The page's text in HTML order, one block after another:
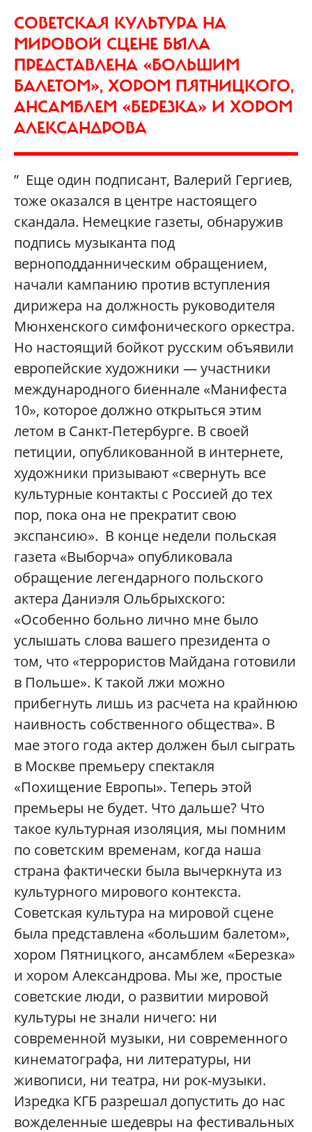
СОВЕТСКАЯ КУЛЬТУРА НА
МИРОВОЙ СЦЕНЕ БЫЛА
ПРЕДСТАВЛЕНА «БОЛЬШИМ
БАЛЕТОМ», ХОРОМ ПЯТНИЦКОГО,
АНСАМБЛЕМ «БЕРЕЗКА» И ХОРОМ
АЛЕКСАНДРОВА
” Еще один подписант, Валерий Гергиев,
тоже оказался в центре настоящего
скандала. Немецкие газеты, обнаружив
подпись музыканта под
верноподданническим обращением,
начали кампанию против вступления
дирижера на должность руководителя
Мюнхенского симфонического оркестра.
Но настоящий бойкот русским объявили
европейские художники — участники
международного биеннале «Манифеста
10», которое должно открыться этим
летом в Санкт-Петербурге. В своей
петиции, опубликованной в интернете,
художники призывают «свернуть все
культурные контакты с Россией до тех
пор, пока она не прекратит свою
экспансию». В конце недели польская
газета «Выборча» опубликовала
обращение легендарного польского
актера Даниэля Ольбрыхского:
«Особенно больно лично мне было
услышать слова вашего президента о
том, что «террористов Майдана готовили
в Польше». К такой лжи можно
прибегнуть лишь из расчета на крайнюю
наивность собственного общества». В
мае этого года актер должен был сыграть
в Москве премьеру спектакля
«Похищение Европы». Теперь этой
премьеры не будет. Что дальше? Что
такое культурная изоляция, мы помним
по советским временам, когда наша
страна фактически была вычеркнута из
культурного мирового контекста.
Советская культура на мировой сцене
была представлена «большим балетом»,
хором Пятницкого, ансамблем «Березка»
и хором Александрова. Мы же, простые
советские люди, о развитии мировой
культуры не знали ничего: ни
современной музыки, ни современного
кинематографа, ни литературы, ни
живописи, ни театра, ни рок-музыки.
Изредка КГБ разрешал допустить до нас
вожделенные шедевры на фестивальных